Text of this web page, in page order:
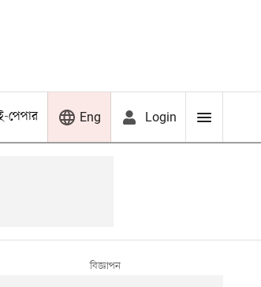
পেপার Eng Login